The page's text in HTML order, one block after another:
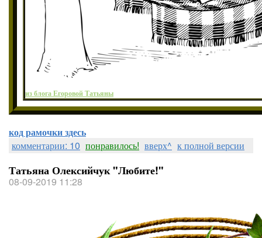
из блога Егоровой Татьяны
код рамочки здесь
комментарии: 10 понравилось! вверх^ к полной версии
Татьяна Олексийчук "Любите!"
08-09-2019 11:28